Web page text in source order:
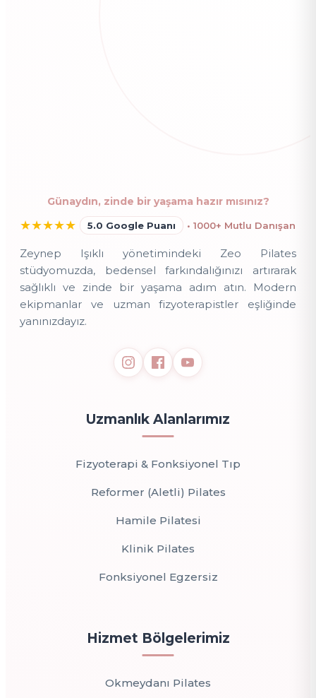
Günaydın, zinde bir yaşama hazır mısınız?
★★★★★ 5.0 Google Puanı • 1000+ Mutlu Danışan
Zeynep Işıklı yönetimindeki Zeo Pilates
stüdyomuzda, bedensel farkındalığınızı artırarak
sağlıklı ve zinde bir yaşama adım atın. Modern
ekipmanlar ve uzman fizyoterapistler eşliğinde
yanınızdayız.
Uzmanlık Alanlarımız
Fizyoterapi & Fonksiyonel Tıp
Reformer (Aletli) Pilates
Hamile Pilatesi
Klinik Pilates
Fonksiyonel Egzersiz
Hizmet Bölgelerimiz
Okmeydanı Pilates